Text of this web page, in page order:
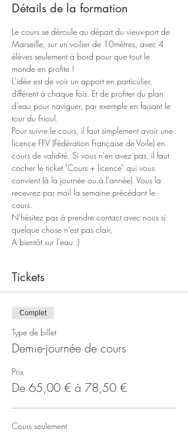
Détails de la formation
Le cours se déroule au départ du vieux-port de
Marseille, sur un voilier de 10mètres, avec 4
élèves seulement à bord pour que tout le
monde en profite !
L'idée est de voir un apport en particulier,
différent à chaque fois. Et de profiter du plan
d'eau pour naviguer, par exemple en faisant le
tour du Frioul.
Pour suivre le cours, il faut simplement avoir une
licence FFV (Fédération Française de Voile) en
cours de validité. Si vous n'en avez pas, il faut
cocher le ticket "Cours + licence" qui vous
convient (à la journée ou à l'année). Vous la
recevrez par mail la semaine précédant le
cours.
N'hésitez pas à prendre contact avec nous si
quelque chose n'est pas clair,
A bientôt sur l'eau :)
Tickets
Complet
Type de billet
Demie-journée de cours
Prix
De 65,00 € à 78,50 €
Cours seulement